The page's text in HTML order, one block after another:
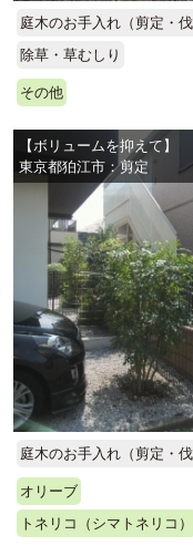
庭木のお手入れ（剪定・伐
除草・草むしり
その他
【ボリュームを抑えて】
東京都狛江市：剪定
庭木のお手入れ（剪定・伐
オリーブ
トネリコ（シマトネリコ）